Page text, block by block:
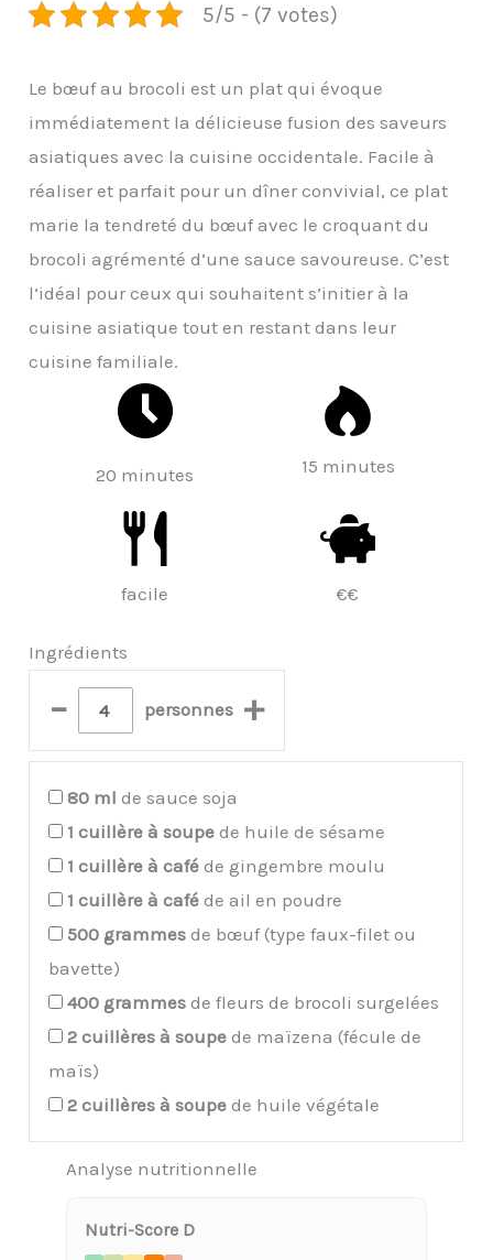
5/5 - (7 votes)
Le bœuf au brocoli est un plat qui évoque
immédiatement la délicieuse fusion des saveurs
asiatiques avec la cuisine occidentale. Facile à
réaliser et parfait pour un dîner convivial, ce plat
marie la tendreté du bœuf avec le croquant du
brocoli agrémenté d’une sauce savoureuse. C’est
l’idéal pour ceux qui souhaitent s’initier à la
cuisine asiatique tout en restant dans leur
cuisine familiale.
20 minutes 15 minutes
facile €€
Ingrédients
– personnes +
80 ml de sauce soja
1 cuillère à soupe de huile de sésame
1 cuillère à café de gingembre moulu
1 cuillère à café de ail en poudre
500 grammes de bœuf (type faux-filet ou
bavette)
400 grammes de fleurs de brocoli surgelées
2 cuillères à soupe de maïzena (fécule de
maïs)
2 cuillères à soupe de huile végétale
Analyse nutritionnelle
Nutri-Score D